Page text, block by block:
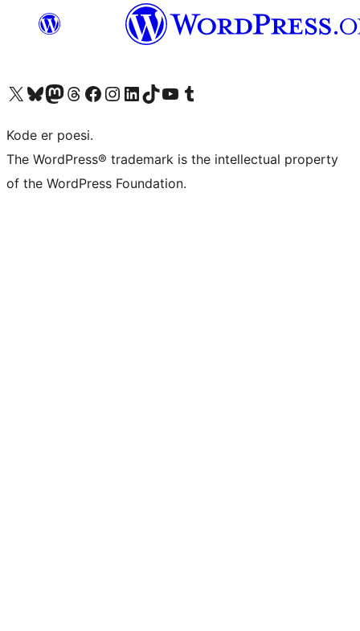
Visit our X (formerly Twitter) account
Visit our Bluesky account
Visit our Mastodon account
Visit our Threads account
Visit our Facebook page
Visit our Instagram account
Visit our LinkedIn account
Visit our TikTok account
Visit our YouTube channel
Visit our Tumblr account
Kode er poesi.
The WordPress® trademark is the intellectual property
of the WordPress Foundation.